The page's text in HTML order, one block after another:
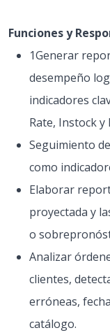
Funciones y
1Generar
desempeño
indicadores
Rate, Instock
Seguimiento
como
Elaborar
proyectada y
o
Analizar
clientes,
erróneas,
catálogo.